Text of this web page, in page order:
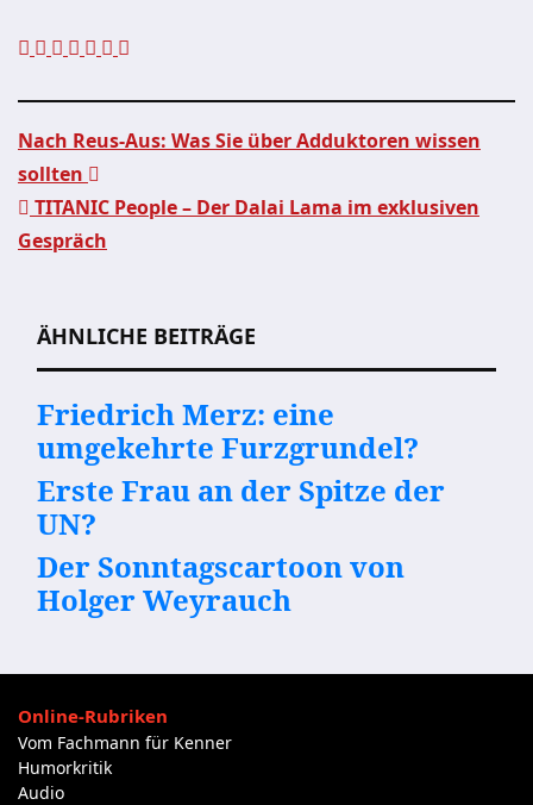
Beitragsnavigation
Nach Reus-Aus: Was Sie über Adduktoren wissen
sollten
TITANIC People – Der Dalai Lama im exklusiven
Gespräch
ÄHNLICHE BEITRÄGE
Friedrich Merz: eine
umgekehrte Furzgrundel?
Erste Frau an der Spitze der
UN?
Der Sonntagscartoon von
Holger Weyrauch
Online-Rubriken
Vom Fachmann für Kenner
Humorkritik
Audio